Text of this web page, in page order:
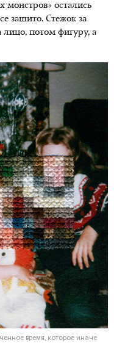
монстров» остались
зашито. Стежок за
лицо, потом фигуру, а
время, которое иначе